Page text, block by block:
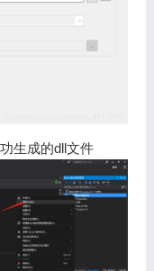
生成的dll文件